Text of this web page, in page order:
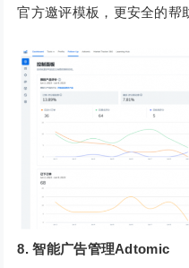
官方邀评模板，更安全的帮
8. 智能广告管理Adtomic